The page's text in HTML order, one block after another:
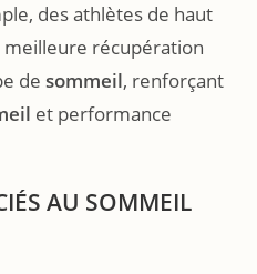
des athlètes de haut
meilleure récupération
desommeil, renforçant
et performance
AU SOMMEIL